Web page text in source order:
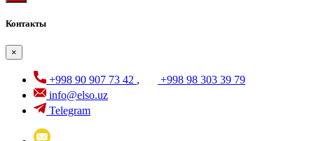
Контакты
×
+998 90 907 73 42 ,
+998 98 303 39 79
info@elso.uz
Telegram